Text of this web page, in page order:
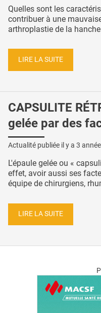
Quelles sont les
contribuer à une
arthroplastie de la
LIRE LA SUITE
CAPSULITE
gelée par des
Actualité publiée il y a 3
L'épaule gelée ou «
effet, avoir aussi ses
équipe de chirurgiens,
LIRE LA SUITE